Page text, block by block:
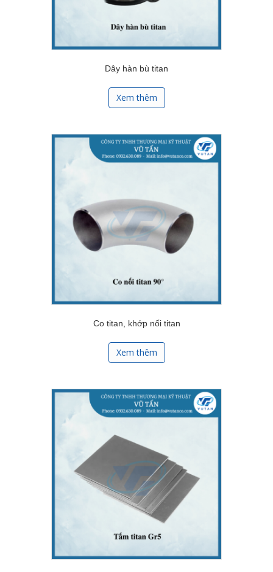
Dây hàn bù titan
Xem thêm
Co titan, khớp nối titan
Xem thêm